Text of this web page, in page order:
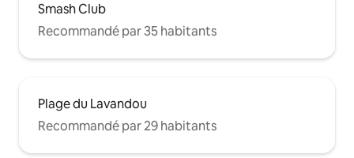
Smash Club
Recommandé par 35 habitants
Plage du Lavandou
Recommandé par 29 habitants